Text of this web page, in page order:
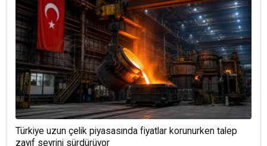
Türkiye uzun çelik piyasasında fiyatlar korunurken talep
zayıf seyrini sürdürüyor